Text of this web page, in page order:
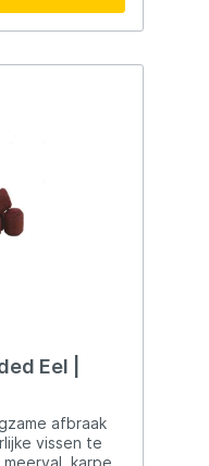
Eel |
afbraak
vissen te
karpers